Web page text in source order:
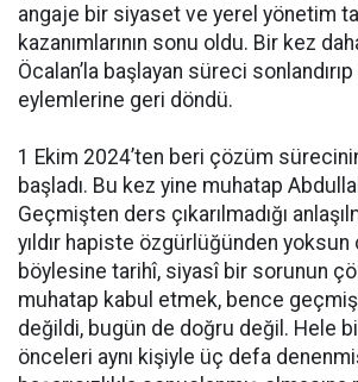
angaje bir siyaset ve yerel yönetim
kazanımlarının sonu oldu. Bir kez
Öcalan’la başlayan süreci
eylemlerine geri döndü.
1 Ekim 2024’ten beri çözüm
başladı. Bu kez yine muhatap
Geçmişten ders çıkarılmadığı
yıldır hapiste özgürlüğünden yoksun
böylesine tarihî, siyasî bir sorunun
muhatap kabul etmek, bence
değildi, bugün de doğru değil. Hele
önceleri aynı kişiyle üç defa